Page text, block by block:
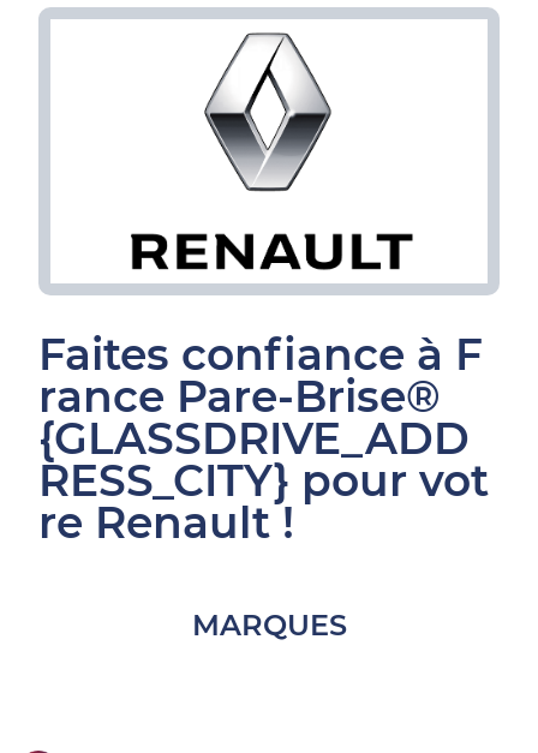
Faites confiance à F
rance Pare-Brise®
{GLASSDRIVE_ADD
RESS_CITY} pour vot
re Renault !
MARQUES